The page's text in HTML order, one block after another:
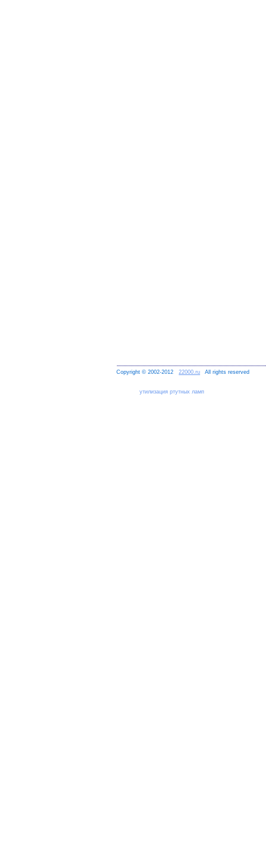
Copyright © 2002-2012 22000.ru All rights reserved
утилизация ртутных ламп